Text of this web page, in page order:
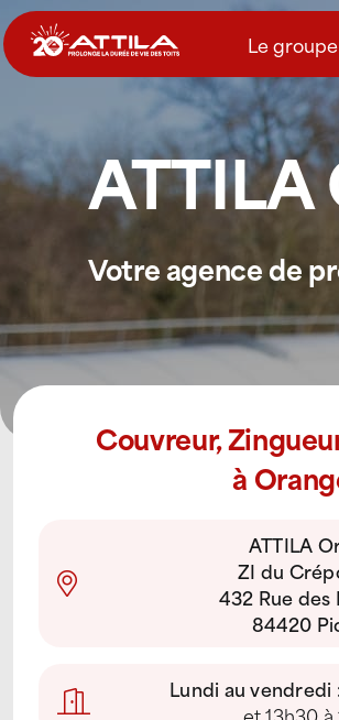
Passer
au
contenu
Le groupe
Votre agence de
Couvreur,
à
ATTILA
ZI du
432 Rue des
84420
Lundi au vendredi